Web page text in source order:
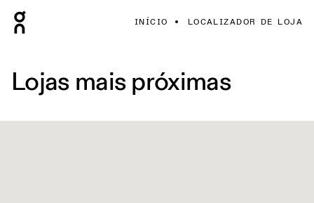
INÍCIO LOCALIZADOR DE LOJA
Lojas mais próximas